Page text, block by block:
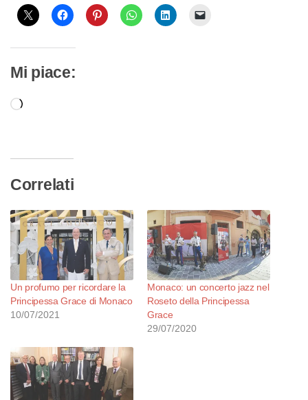
Mi piace:
Caricamento
Correlati
Un profumo per ricordare la
Principessa Grace di Monaco
10/07/2021
Monaco: un concerto jazz nel
Roseto della Principessa
Grace
29/07/2020